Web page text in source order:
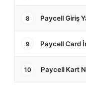
8 Paycell Giriş
9 Paycell Card
10 Paycell Kart